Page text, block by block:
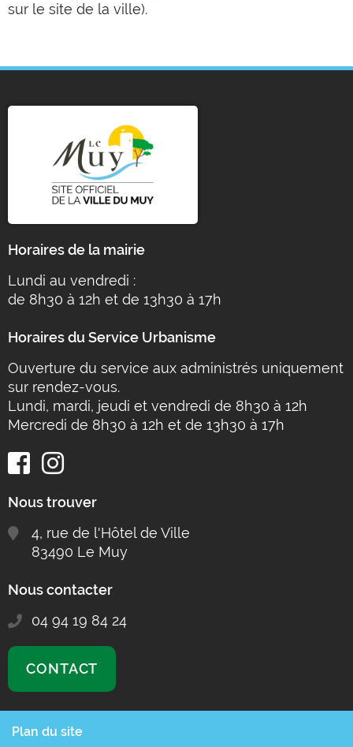
sur le site de la ville).
Horaires de la mairie
Lundi au vendredi :
de 8h30 à 12h et de 13h30 à 17h
Horaires du Service Urbanisme
Ouverture du service aux administrés uniquement
sur rendez-vous.
Lundi, mardi, jeudi et vendredi de 8h30 à 12h
Mercredi de 8h30 à 12h et de 13h30 à 17h
Nous trouver
4, rue de l'Hôtel de Ville
83490 Le Muy
Nous contacter
04 94 19 84 24
CONTACT
Plan du site